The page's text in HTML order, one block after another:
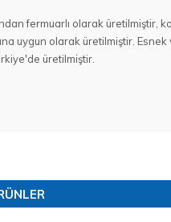
fermuarlı olarak üretilmiştir,
uygun olarak üretilmiştir.
üretilmiştir.